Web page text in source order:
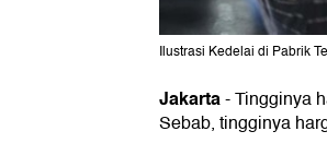
Ilustrasi Kedelai di Pabrik
Jakarta-Tingginya
Sebab, tingginya